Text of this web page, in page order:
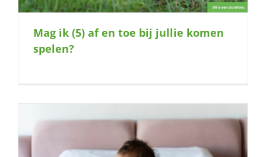
Mag ik (5) af en toe bij jullie komen
spelen?